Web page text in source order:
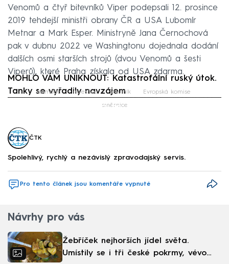
Venomů a čtyř bitevníků Viper podepsali 12. prosince
2019 tehdejší ministři obrany ČR a USA Lubomír
Metnar a Mark Esper. Ministryně Jana Černochová
pak v dubnu 2022 ve Washingtonu dojednala dodání
dalších osmi starších strojů (dvou Venomů a šesti
Viperů), které Praha získala od USA zdarma.
MOHLO VÁM UNIKNOUT: Katastrofální ruský útok.
Tanky se vyřadily navzájem
Failed to fetch
armáda investice vrtulník Evropská komise
směrnice
ČTK
Spolehlivý, rychlý a nezávislý zpravodajský servis.
Pro tento článek jsou komentáře vypnuté
Návrhy pro vás
Žebříček nejhorších jídel světa.
Umístily se i tři české pokrmy, vévodí